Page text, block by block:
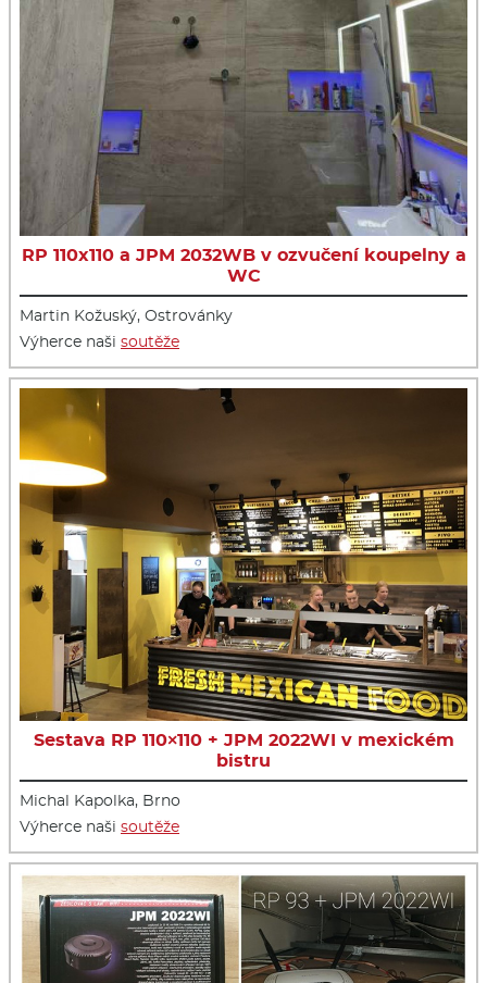
RP 110x110 a JPM 2032WB v ozvučení koupelny a
WC
Martin Kožuský, Ostrovánky
Výherce naši soutěže
Sestava RP 110×110 + JPM 2022WI v mexickém
bistru
Michal Kapolka, Brno
Výherce naši soutěže